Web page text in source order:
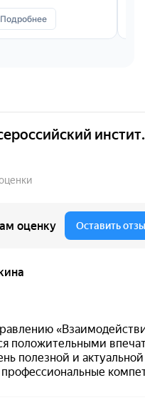
Подробнее